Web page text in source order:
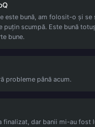
este bună, am folosit-o și se
puțin scumpă. Este bună
bune.
probleme până acum.
finalizat, dar banii mi-au fost